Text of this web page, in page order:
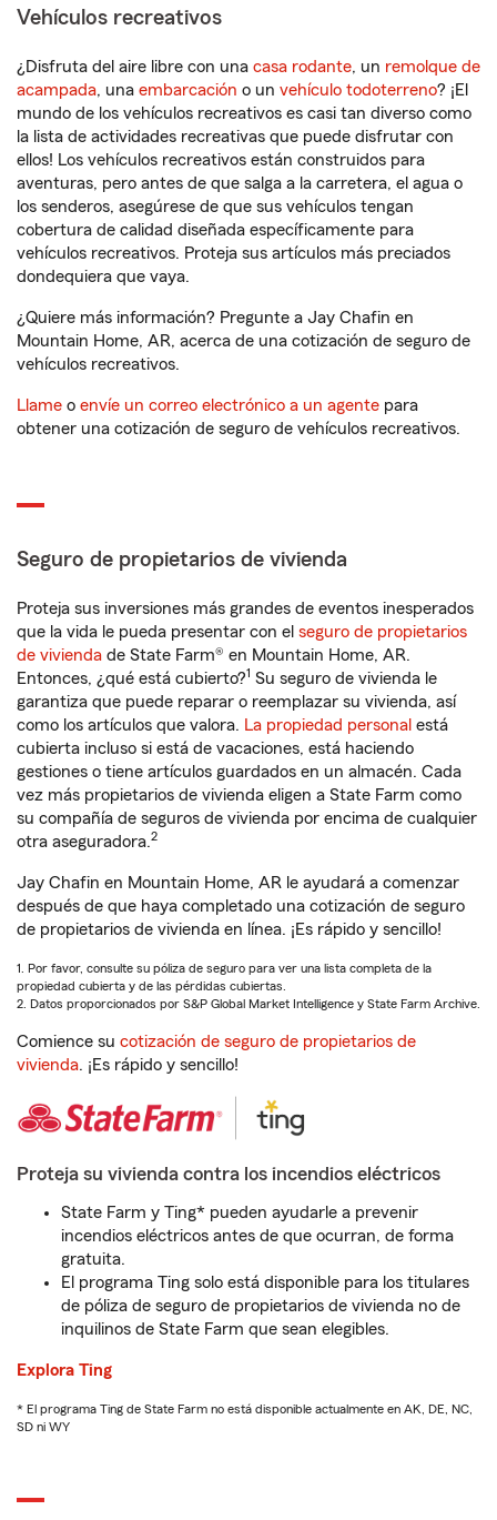
Vehículos recreativos
¿Disfruta del aire libre con una casa rodante, un remolque de
acampada, una embarcación o un vehículo todoterreno? ¡El
mundo de los vehículos recreativos es casi tan diverso como
la lista de actividades recreativas que puede disfrutar con
ellos! Los vehículos recreativos están construidos para
aventuras, pero antes de que salga a la carretera, el agua o
los senderos, asegúrese de que sus vehículos tengan
cobertura de calidad diseñada específicamente para
vehículos recreativos. Proteja sus artículos más preciados
dondequiera que vaya.
¿Quiere más información? Pregunte a Jay Chafin en
Mountain Home, AR, acerca de una cotización de seguro de
vehículos recreativos.
Llame o envíe un correo electrónico a un agente para
obtener una cotización de seguro de vehículos recreativos.
Seguro de propietarios de vivienda
Proteja sus inversiones más grandes de eventos inesperados
que la vida le pueda presentar con el seguro de propietarios
de vivienda de State Farm® en Mountain Home, AR.
Entonces, ¿qué está cubierto?1 Su seguro de vivienda le
garantiza que puede reparar o reemplazar su vivienda, así
como los artículos que valora. La propiedad personal está
cubierta incluso si está de vacaciones, está haciendo
gestiones o tiene artículos guardados en un almacén. Cada
vez más propietarios de vivienda eligen a State Farm como
su compañía de seguros de vivienda por encima de cualquier
otra aseguradora.2
Jay Chafin en Mountain Home, AR le ayudará a comenzar
después de que haya completado una cotización de seguro
de propietarios de vivienda en línea. ¡Es rápido y sencillo!
1. Por favor, consulte su póliza de seguro para ver una lista completa de la
propiedad cubierta y de las pérdidas cubiertas.
2. Datos proporcionados por S&P Global Market Intelligence y State Farm Archive.
Comience su cotización de seguro de propietarios de
vivienda. ¡Es rápido y sencillo!
Proteja su vivienda contra los incendios eléctricos
State Farm y Ting* pueden ayudarle a prevenir
incendios eléctricos antes de que ocurran, de forma
gratuita.
El programa Ting solo está disponible para los titulares
de póliza de seguro de propietarios de vivienda no de
inquilinos de State Farm que sean elegibles.
Explora Ting
* El programa Ting de State Farm no está disponible actualmente en AK, DE, NC,
SD ni WY